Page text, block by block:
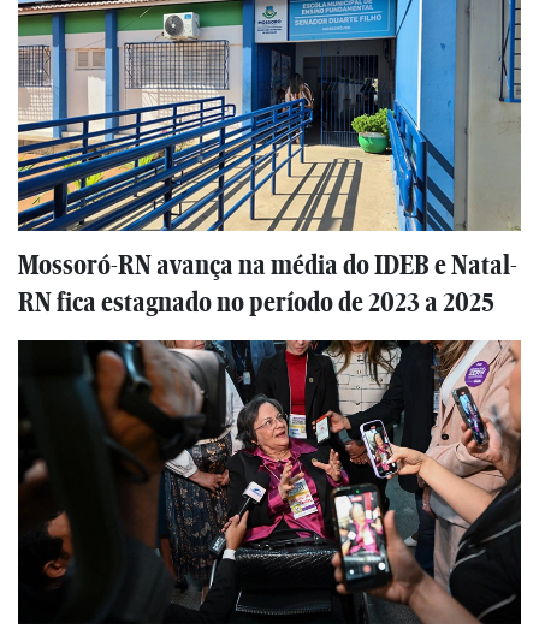
Mossoró-RN avança na média do IDEB e Natal-
RN fica estagnado no período de 2023 a 2025